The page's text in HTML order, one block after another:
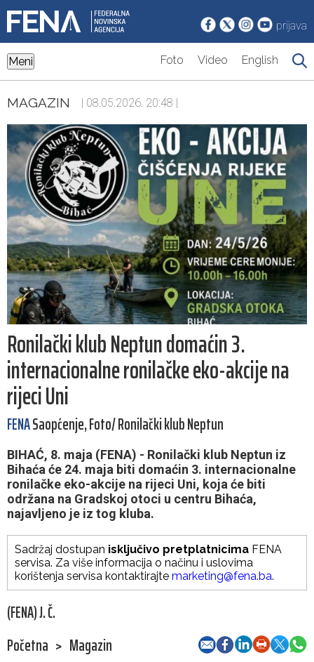
prijava
Meni Foto Video English
MAGAZIN | 08.05.2026. 20:48 |
Ronilački klub Neptun domaćin 3.
internacionalne ronilačke eko-akcije na
rijeci Uni
FENASaopćenje, Foto/ Ronilački klub Neptun
BIHAĆ, 8. maja (FENA) - Ronilački klub Neptun iz
Bihaća će 24. maja biti domaćin 3. internacionalne
ronilačke eko-akcije na rijeci Uni, koja će biti
održana na Gradskoj otoci u centru Bihaća,
najavljeno je iz tog kluba.
Sadržaj dostupan isključivo pretplatnicima FENA
servisa. Za više informacija o načinu i uslovima
korištenja servisa kontaktirajte marketing@fena.ba.
(FENA) J. Č.
Početna > Magazin